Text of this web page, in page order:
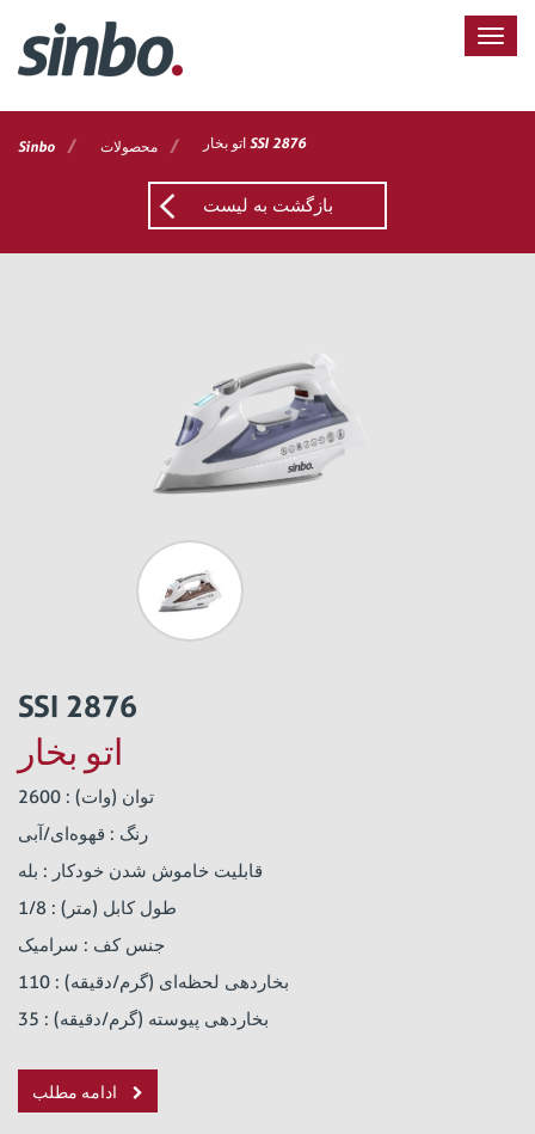
Sinbo / محصولات / اتو بخار SSI 2876
بازگشت به لیست
SSI 2876
اتو بخار
توان (وات) : 2600
رنگ : قهوه‌ای/آبی
قابلیت خاموش شدن خودکار : بله
طول کابل (متر) : 1/8
جنس کف : سرامیک
بخاردهی لحظه‌ای (گرم/دقیقه) : 110
بخاردهی پیوسته (گرم/دقیقه) : 35